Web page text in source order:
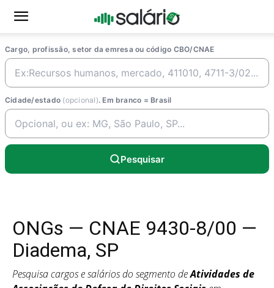
Cargo, profissão, setor da emresa ou código CBO/CNAE
Cidade/estado (opcional). Em branco = Brasil
Pesquisar
ONGs — CNAE 9430-8/00 —
Diadema, SP
Pesquisa cargos e salários do segmento deAtividades de